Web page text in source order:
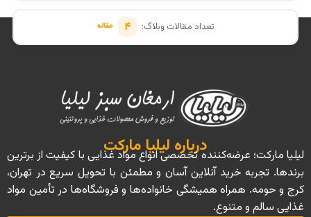
تعداد مقالات وبلاگ: ۴ مقاله
درباره لیلیا مارکت
لیلیا مارکت؛ عرضه‌کننده تخصصی انواع مواد غذایی با کیفیت از برترین
برندها. تجربه خرید آنلاین آسان و مطمئن با تحویل سریع در تهران،
کرج و حومه. همراه همیشگی خانواده‌ها و فروشگاه‌ها در تأمین مواد
غذایی سالم و متنوع.